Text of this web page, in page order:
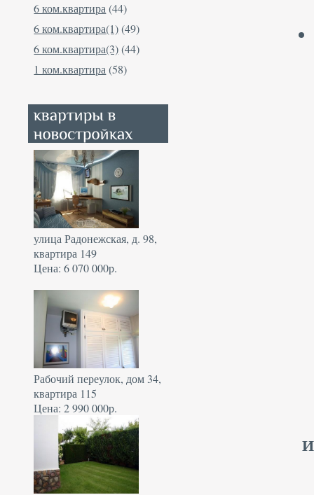
6 ком.квартира (44)
6 ком.квартира(1)(49)
6 ком.квартира(3)(44)
1 ком.квартира (58)
улица Радонежская, д. 98,
квартира 149
Цена: 6 070 000р.
Рабочий переулок, дом 34,
квартира 115
Цена: 2 990 000р.